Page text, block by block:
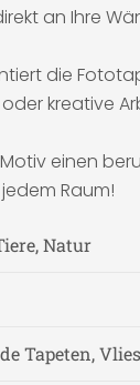
an Ihre
die
kreative
einen
Raum!
Natur
Tapeten,